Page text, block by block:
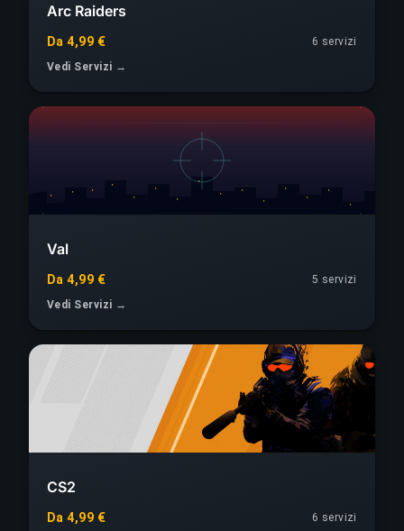
Arc Raiders
Da 4,99 €
6 servizi
Vedi Servizi →
Val
Da 4,99 €
5 servizi
Vedi Servizi →
CS2
Da 4,99 €
6 servizi